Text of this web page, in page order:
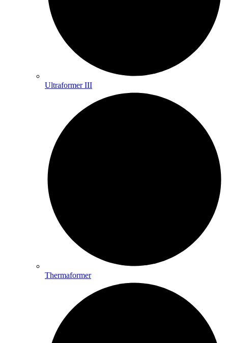
Ultraformer III
Thermaformer